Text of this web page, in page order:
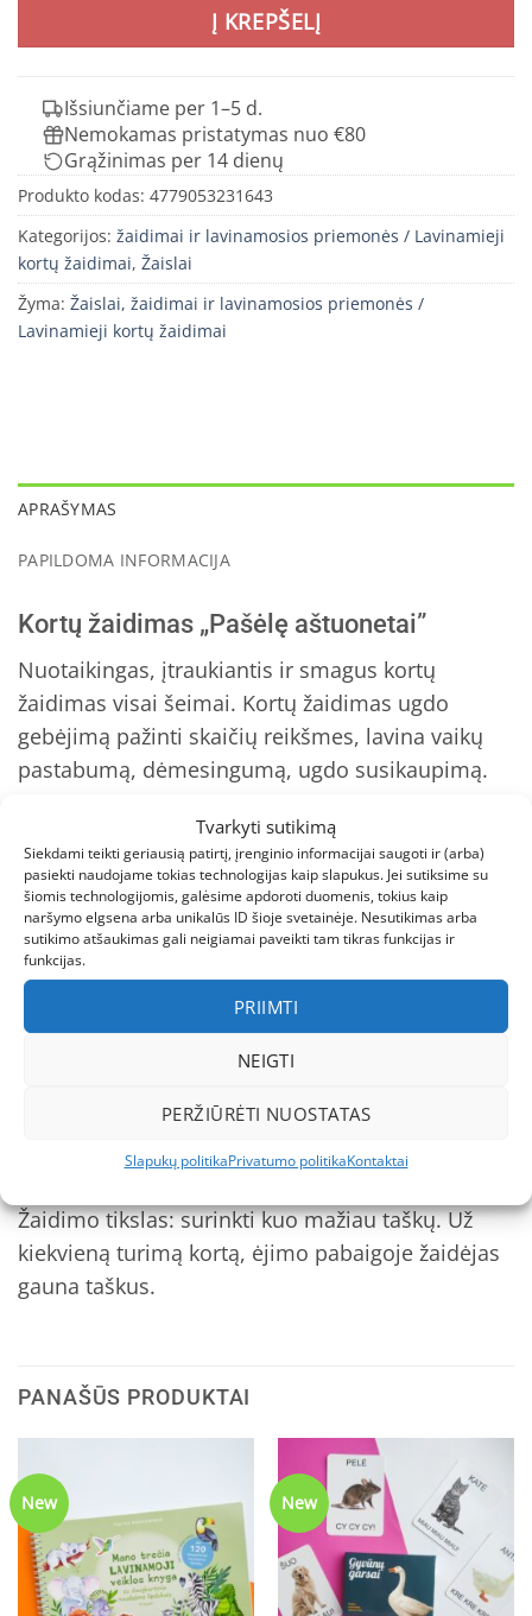
Tvarkyti sutikimą
Siekdami teikti geriausią patirtį, įrenginio informacijai saugoti ir (arba)
pasiekti naudojame tokias technologijas kaip slapukus. Jei sutiksime su
šiomis technologijomis, galėsime apdoroti duomenis, tokius kaip
naršymo elgsena arba unikalūs ID šioje svetainėje. Nesutikimas arba
sutikimo atšaukimas gali neigiamai paveikti tam tikras funkcijas ir
funkcijas.
PRIIMTI
NEIGTI
PERŽIŪRĖTI NUOSTATAS
Slapukų politikaPrivatumo politikaKontaktai
Į KREPŠELĮ
Išsiunčiame per 1–5 d.
Nemokamas pristatymas nuo €80
Grąžinimas per 14 dienų
Produkto kodas: 4779053231643
Kategorijos: žaidimai ir lavinamosios priemonės / Lavinamieji
kortų žaidimai, Žaislai
Žyma: Žaislai, žaidimai ir lavinamosios priemonės /
Lavinamieji kortų žaidimai
APRAŠYMAS
PAPILDOMA INFORMACIJA
Kortų žaidimas „Pašėlę aštuonetai”
Nuotaikingas, įtraukiantis ir smagus kortų
žaidimas visai šeimai. Kortų žaidimas ugdo
gebėjimą pažinti skaičių reikšmes, lavina vaikų
pastabumą, dėmesingumą, ugdo susikaupimą.
nuotaikingais paveikslėliais, kurie skatina vaiko
smalsumą. Kortų žaidimas „Pašėlę aštuonetai“ –
puikus ir įdomus būdas praleisti laiką su šeima
ar draugais.
Žaidėjų skaičius: Nuo 2 iki 4
Išsami žaidimo instrukcija.
Žaidimo tikslas: surinkti kuo mažiau taškų. Už
kiekvieną turimą kortą, ėjimo pabaigoje žaidėjas
gauna taškus.
PANAŠŪS PRODUKTAI
New New